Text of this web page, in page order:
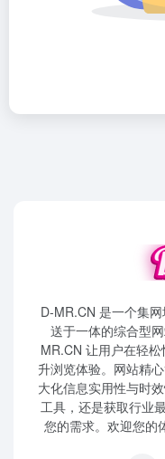
D-MR.CN 是一个集
送于一体的综合型
MR.CN 让用户在轻
升浏览体验。网站精
大化信息实用性与时
工具，还是获取行业
您的需求。欢迎您的